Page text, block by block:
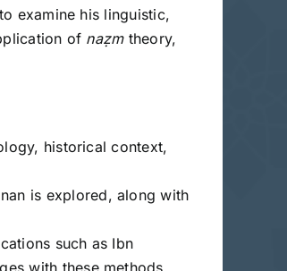
examine his linguistic,
of naẓmtheory,
historical context,
is explored, along with
such as Ibn
with these methods.